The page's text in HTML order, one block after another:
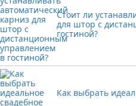
Стоит ли
для штор с
гостиной?
Как выбрать